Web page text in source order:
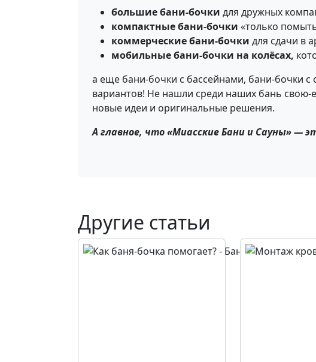
большие бани-бочки для дружных
компактные бани-бочки «только
коммерческие бани-бочки для сдачи в
мобильные бани-бочки на колёсах,
а еще бани-бочки с бассейнами, бани-бочки
вариантов! Не нашли среди наших бань свою-
новые идеи и оригинальные решения.
А главное, что «Миасские Бани и Сауны» —
Другие статьи